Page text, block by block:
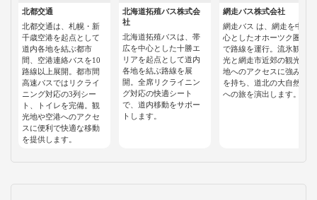
北都交通
北都交通は、札幌・新
千歳空港を起点として
道内各地を結ぶ都市
間、空港連絡バスを10
路線以上展開。都市間
高速バスではリクライ
ニング対応の3列シー
ト、トイレを完備。観
光地や空港へのアクセ
スに便利で快適な移動
を提供します。
北海道拓殖バス株式会
社
北海道拓殖バスは、帯
広を中心とした十勝エ
リアを起点として道内
各地を結ぶ路線を展
開。全席リクライニン
グ対応の快適シート
で、道内移動をサポー
トします。
網走バス株式会社
網走バス は、網走を中
心としたオホーツク圏
で路線を運行。流氷観
光と網走市近郊の観光
地へのアクセスに強み
を持ち、道北の大自然
への旅を演出します。